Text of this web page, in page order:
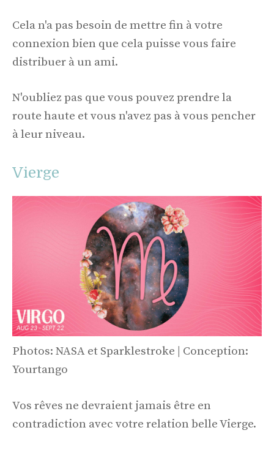
Cela n'a pas besoin de mettre fin à votre
connexion bien que cela puisse vous faire
distribuer à un ami.
N'oubliez pas que vous pouvez prendre la
route haute et vous n'avez pas à vous pencher
à leur niveau.
Vierge
Photos: NASA et Sparklestroke | Conception:
Yourtango
Vos rêves ne devraient jamais être en
contradiction avec votre relation belle Vierge.